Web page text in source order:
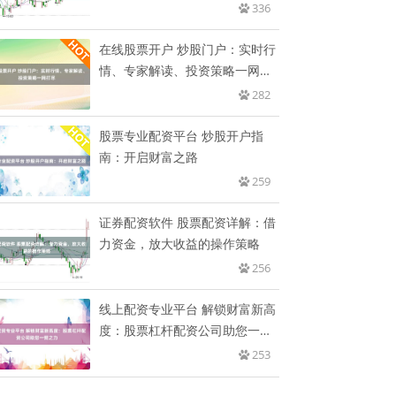
336
在线股票开户 炒股门户：实时行
情、专家解读、投资策略一网打
282
股票专业配资平台 炒股开户指
南：开启财富之路
259
证券配资软件 股票配资详解：借
力资金，放大收益的操作策略
256
线上配资专业平台 解锁财富新高
度：股票杠杆配资公司助您一臂
253